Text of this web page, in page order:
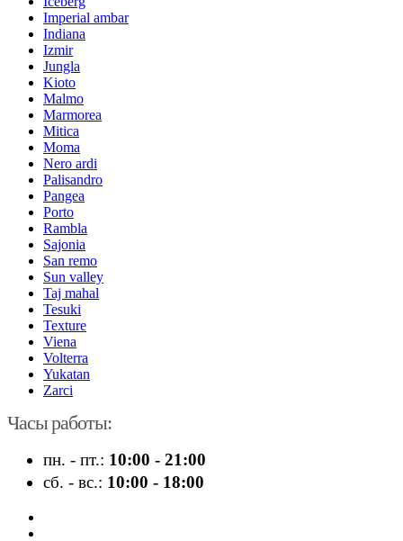
Imperial ambar
Indiana
Izmir
Jungla
Kioto
Malmo
Marmorea
Mitica
Moma
Nero ardi
Palisandro
Pangea
Porto
Rambla
Sajonia
San remo
Sun valley
Taj mahal
Tesuki
Texture
Viena
Volterra
Yukatan
Zarci
Часы работы:
пн. - пт.: 10:00 - 21:00
сб. - вс.: 10:00 - 18:00